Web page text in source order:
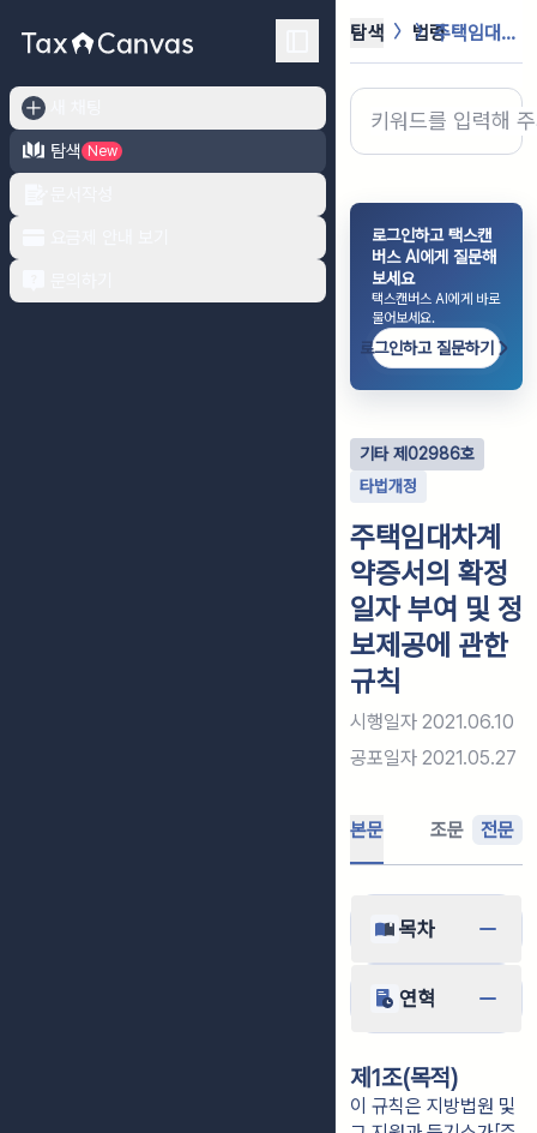
탐색
New
탐색 법령 주택임대차계약증서의 확정일자 부여 및...
로그인하고 택스캔
버스 AI에게 질문해
보세요
택스캔버스 AI에게 바로
물어보세요.
로그인하고 질문하기
기타제 02986호
타법개정
주택임대차계
약증서의 확정
일자 부여 및 정
보제공에 관한
규칙
시행일자 2021.06.10
공포일자 2021.05.27
본문 조문 전문
목차
연혁
제1조(목적)
이 규칙은 지방법원 및